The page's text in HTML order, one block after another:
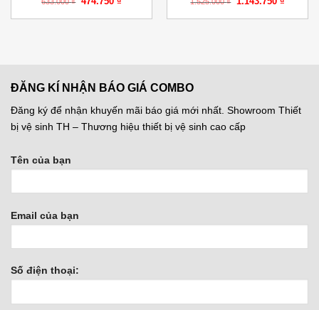
là:
tại
là:
tại
ĐĂNG KÍ NHẬN BÁO GIÁ COMBO
Đăng ký để nhận khuyến mãi báo giá mới nhất. Showroom Thiết
bị vệ sinh TH – Thương hiệu thiết bị vệ sinh cao cấp
Tên của bạn
Email của bạn
Số điện thoại: